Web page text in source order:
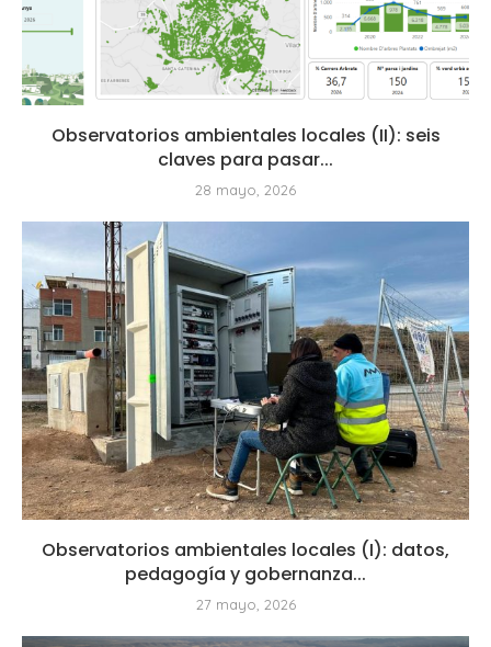
Observatorios ambientales locales (II): seis
claves para pasar...
28 mayo, 2026
Observatorios ambientales locales (I): datos,
pedagogía y gobernanza...
27 mayo, 2026